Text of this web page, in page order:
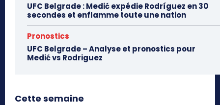
UFC Belgrade : Medić expédie Rodríguez en 30
secondes et enflamme toute une nation
Pronostics
UFC Belgrade – Analyse et pronostics pour
Medić vs Rodriguez
Cette semaine